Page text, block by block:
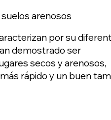
por su
demostrado ser
secos y arenosos,
rápido y un buen
arenosos